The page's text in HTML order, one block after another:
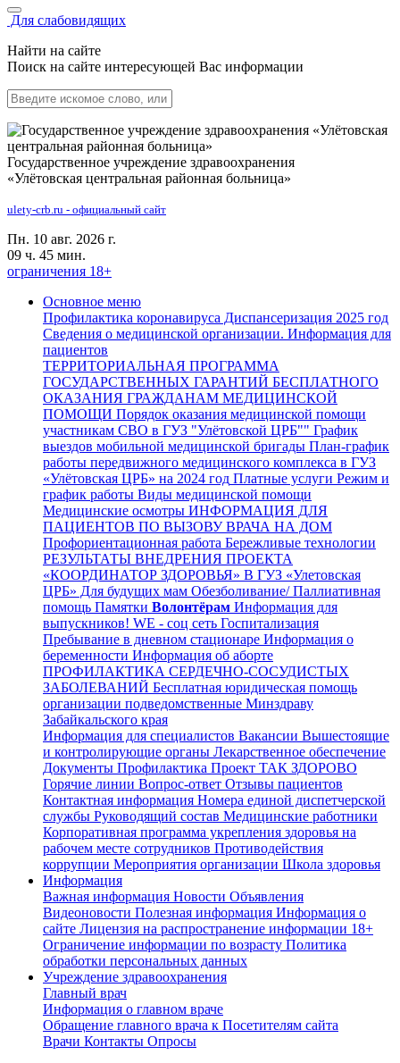
Для слабовидящих
Найти на сайте
Поиск на сайте интересующей Вас информации
Государственное учреждение здравоохранения
«Улётовская центральная районная больница»
ulety-crb.ru - официальный сайт
Пн. 10 авг. 2026 г.
09 ч. 45 мин.
ограничения 18+
Основное меню
Профилактика коронавируса Диспансеризация 2025 год
Сведения о медицинской организации. Информация для
пациентов
ТЕРРИТОРИАЛЬНАЯ ПРОГРАММА
ГОСУДАРСТВЕННЫХ ГАРАНТИЙ БЕСПЛАТНОГО
ОКАЗАНИЯ ГРАЖДАНАМ МЕДИЦИНСКОЙ
ПОМОЩИ Порядок оказания медицинской помощи
участникам СВО в ГУЗ "Улётовской ЦРБ"" График
выездов мобильной медицинской бригады План-график
работы передвижного медицинского комплекса в ГУЗ
«Улётовская ЦРБ» на 2024 год Платные услуги Режим и
график работы Виды медицинской помощи
Медицинские осмотры ИНФОРМАЦИЯ ДЛЯ
ПАЦИЕНТОВ ПО ВЫЗОВУ ВРАЧА НА ДОМ
Профориентационная работа Бережливые технологии
РЕЗУЛЬТАТЫ ВНЕДРЕНИЯ ПРОЕКТА
«КООРДИНАТОР ЗДОРОВЬЯ» В ГУЗ «Улетовская
ЦРБ» Для будущих мам Обезболивание/ Паллиативная
помощь Памятки Волонтёрам Информация для
выпускников! WE - соц сеть Госпитализация
Пребывание в дневном стационаре Информация о
беременности Информация об аборте
ПРОФИЛАКТИКА СЕРДЕЧНО-СОСУДИСТЫХ
ЗАБОЛЕВАНИЙ Бесплатная юридическая помощь
организации подведомственные Минздраву
Забайкальского края
Информация для специалистов Вакансии Вышестоящие
и контролирующие органы Лекарственное обеспечение
Документы Профилактика Проект ТАК ЗДОРОВО
Горячие линии Вопрос-ответ Отзывы пациентов
Контактная информация Номера единой диспетчерской
службы Руководящий состав Медицинские работники
Корпоративная программа укрепления здоровья на
рабочем месте сотрудников Противодействия
коррупции Мероприятия организации Школа здоровья
Информация
Важная информация Новости Объявления
Видеоновости Полезная информация Информация о
сайте Лицензия на распространение информации 18+
Ограничение информации по возрасту Политика
обработки персональных данных
Учреждение здравоохранения
Главный врач
Информация о главном враче
Обращение главного врача к Посетителям сайта
Врачи Контакты Опросы